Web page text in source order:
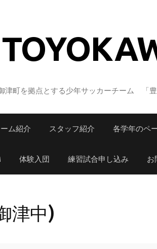
津町を拠点とする少年サッカーチーム 「
ム紹介 スタッフ紹介 各学年のペ
体験入団 練習試合申し込み お
津中)